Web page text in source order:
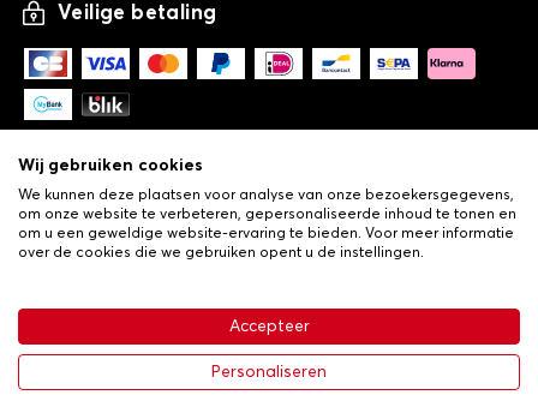
€ 113,43
-25% € 151,24
Veilige betaling
Algemene verkoopvoorwaarden•Privacy- en cookiebeleid
•Livraison
Wij gebruiken cookies
We kunnen deze plaatsen voor analyse van onze bezoekersgegevens,
om onze website te verbeteren, gepersonaliseerde inhoud te tonen en
om u een geweldige website-ervaring te bieden. Voor meer informatie
over de cookies die we gebruiken opent u de instellingen.
Accepteer
Personaliseren